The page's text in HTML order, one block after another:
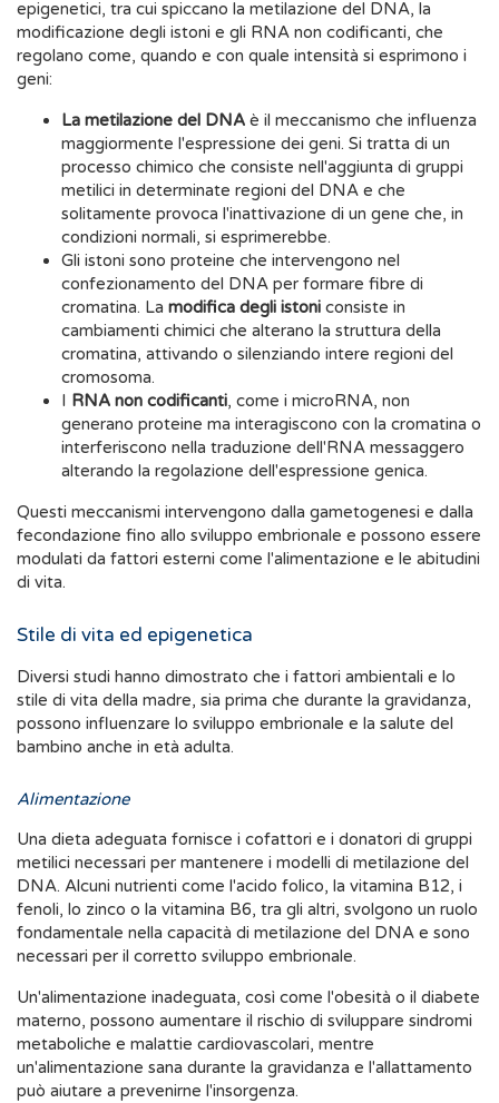
epigenetici, tra cui spiccano la metilazione del DNA, la
modificazione degli istoni e gli RNA non codificanti, che
regolano come, quando e con quale intensità si esprimono i
geni:
La metilazione del DNA è il meccanismo che influenza
maggiormente l'espressione dei geni. Si tratta di un
processo chimico che consiste nell'aggiunta di gruppi
metilici in determinate regioni del DNA e che
solitamente provoca l'inattivazione di un gene che, in
condizioni normali, si esprimerebbe.
Gli istoni sono proteine che intervengono nel
confezionamento del DNA per formare fibre di
cromatina. La modifica degli istoni consiste in
cambiamenti chimici che alterano la struttura della
cromatina, attivando o silenziando intere regioni del
cromosoma.
I RNA non codificanti, come i microRNA, non
generano proteine ma interagiscono con la cromatina o
interferiscono nella traduzione dell'RNA messaggero
alterando la regolazione dell'espressione genica.
Questi meccanismi intervengono dalla gametogenesi e dalla
fecondazione fino allo sviluppo embrionale e possono essere
modulati da fattori esterni come l'alimentazione e le abitudini
di vita.
Stile di vita ed epigenetica
Diversi studi hanno dimostrato che i fattori ambientali e lo
stile di vita della madre, sia prima che durante la gravidanza,
possono influenzare lo sviluppo embrionale e la salute del
bambino anche in età adulta.
Alimentazione
Una dieta adeguata fornisce i cofattori e i donatori di gruppi
metilici necessari per mantenere i modelli di metilazione del
DNA. Alcuni nutrienti come l'acido folico, la vitamina B12, i
fenoli, lo zinco o la vitamina B6, tra gli altri, svolgono un ruolo
fondamentale nella capacità di metilazione del DNA e sono
necessari per il corretto sviluppo embrionale.
Un'alimentazione inadeguata, così come l'obesità o il diabete
materno, possono aumentare il rischio di sviluppare sindromi
metaboliche e malattie cardiovascolari, mentre
un'alimentazione sana durante la gravidanza e l'allattamento
può aiutare a prevenirne l'insorgenza.